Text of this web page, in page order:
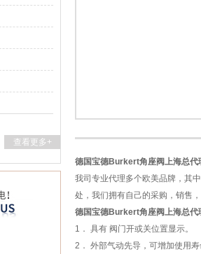
查看更多+
德国宝德Burkert角座阀上海总代
我司专业代理多个欧美品牌，其
处，我们拥有自己的采购，销售
德国宝德Burkert角座阀上海总代
1． 具有 阀门开或关位置显示。
2． 外部气动先导，可增加使用